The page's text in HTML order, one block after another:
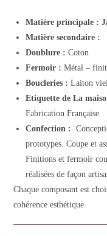
Matière principale :
Matière secondaire :
Doublure : Coton
Fermoir : Métal –
Boucleries : Laiton
Etiquette de La
Fabrication Française
Confection :
prototypes. Coupe et
Finitions et fermoir
réalisées de façon
Chaque composant est
cohérence esthétique.